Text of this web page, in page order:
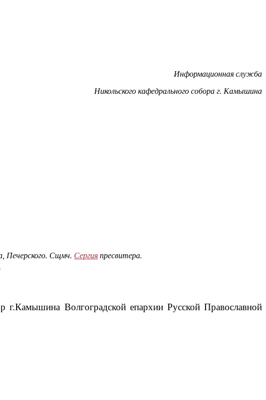
Информационная служба
Никольского кафедрального собора г. Камышина
Печерского. Сщмч. Сергия пресвитера.
г.Камышина Волгоградской епархии Русской Православной